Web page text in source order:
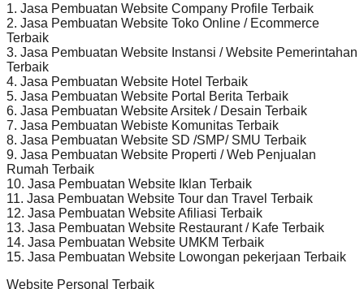
1. Jasa Pembuatan Website Company Profile Terbaik
2. Jasa Pembuatan Website Toko Online / Ecommerce
Terbaik
3. Jasa Pembuatan Website Instansi / Website Pemerintahan
Terbaik
4. Jasa Pembuatan Website Hotel Terbaik
5. Jasa Pembuatan Website Portal Berita Terbaik
6. Jasa Pembuatan Website Arsitek / Desain Terbaik
7. Jasa Pembuatan Webiste Komunitas Terbaik
8. Jasa Pembuatan Website SD /SMP/ SMU Terbaik
9. Jasa Pembuatan Website Properti / Web Penjualan
Rumah Terbaik
10. Jasa Pembuatan Website Iklan Terbaik
11. Jasa Pembuatan Website Tour dan Travel Terbaik
12. Jasa Pembuatan Website Afiliasi Terbaik
13. Jasa Pembuatan Website Restaurant / Kafe Terbaik
14. Jasa Pembuatan Website UMKM Terbaik
15. Jasa Pembuatan Website Lowongan pekerjaan Terbaik
Website Personal Terbaik